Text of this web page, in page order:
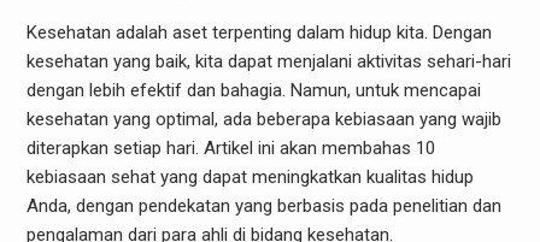
Kesehatan adalah aset terpenting dalam hidup kita. Dengan
kesehatan yang baik, kita dapat menjalani aktivitas sehari-hari
dengan lebih efektif dan bahagia. Namun, untuk mencapai
kesehatan yang optimal, ada beberapa kebiasaan yang wajib
diterapkan setiap hari. Artikel ini akan membahas 10
kebiasaan sehat yang dapat meningkatkan kualitas hidup
Anda, dengan pendekatan yang berbasis pada penelitian dan
pengalaman dari para ahli di bidang kesehatan.